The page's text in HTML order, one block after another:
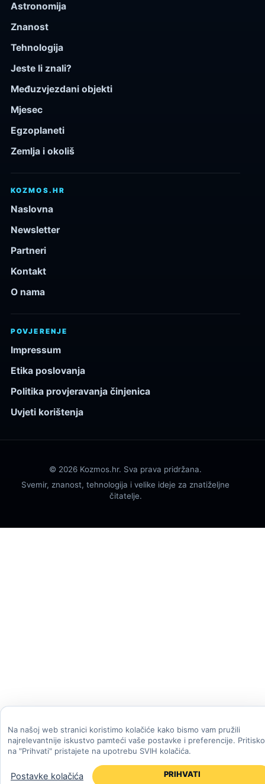
Astronomija
Znanost
Tehnologija
Jeste li znali?
Međuzvjezdani objekti
Mjesec
Egzoplaneti
Zemlja i okoliš
KOZMOS.HR
Naslovna
Newsletter
Partneri
Kontakt
O nama
POVJERENJE
Impressum
Etika poslovanja
Politika provjeravanja činjenica
Uvjeti korištenja
© 2026 Kozmos.hr. Sva prava pridržana.
Svemir, znanost, tehnologija i velike ideje za znatiželjne
čitatelje.
Na našoj web stranici koristimo kolačiće kako bismo vam pružili
najrelevantnije iskustvo pamteći vaše postavke i preferencije.
na "Prihvati" pristajete na upotrebu SVIH kolačića.
Postavke kolačića PRIHVATI